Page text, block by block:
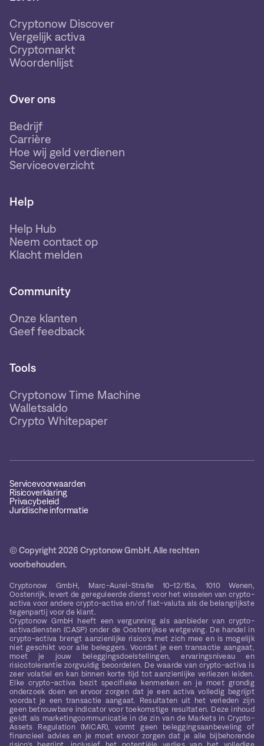
Cryptonow Discover
Vergelijk activa
Cryptomarkt
Woordenlijst
Over ons
Bedrijf
Carrière
Hoe wij geld verdienen
Serviceoverzicht
Help
Help Hub
Neem contact op
Klacht melden
Community
Onze klanten
Geef feedback
Tools
Cryptonow Time Machine
Walletsaldo
Crypto Whitepaper
Servicevoorwaarden
Risicoverklaring
Privacybeleid
Juridische informatie
© Copyright 2026 Cryptonow GmbH. Alle rechten
voorbehouden.
Cryptonow GmbH, Marc-Aurel-Straße 10-12/15a, 1010 Wenen,
Oostenrijk, levert de gereguleerde dienst voor het wisselen van crypto-
activa voor andere crypto-activa en/of fiat-valuta als de belangrijkste
tegenpartij voor de klant.
Cryptonow GmbH heeft een vergunning als aanbieder van crypto-
activadiensten (CASP) onder de Oostenrijkse wetgeving. De handel in
crypto-activa brengt aanzienlijke risico's met zich mee en is mogelijk
niet geschikt voor alle beleggers. Voordat je een transactie aangaat,
moet je jouw beleggingsdoelstellingen, ervaringsniveau en
risicotolerantie zorgvuldig beoordelen. De waarde van crypto-activa is
zeer volatiel en kan binnen korte tijd tot aanzienlijke verliezen leiden.
Elke crypto-activa bezit specifieke kenmerken en je moet grondig
onderzoek doen en ervoor zorgen dat je een activa volledig begrijpt
voordat je een transactie aangaat. Resultaten uit het verleden zijn
geen betrouwbare indicator voor toekomstige resultaten. Deze inhoud
geldt als marketingcommunicatie in de zin van de Markets in Crypto-
Assets Regulation (MiCAR), vormt geen beleggingsaanbeveling of
financieel advies en je moet ervoor zorgen dat je alle bijbehorende